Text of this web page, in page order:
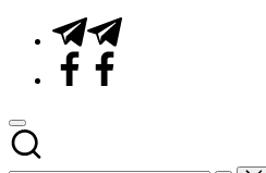
Telegram
Facebook